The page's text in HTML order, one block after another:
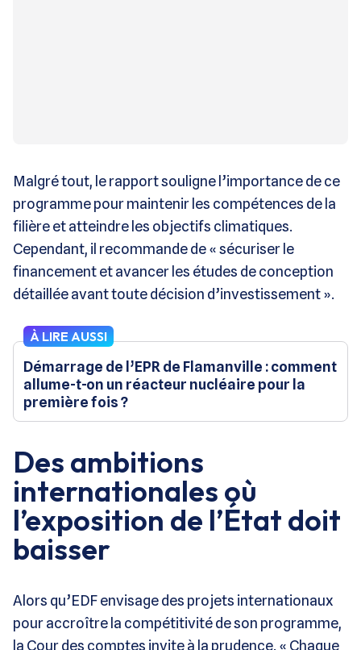
Malgré tout, le rapport souligne l’importance de ce
programme pour maintenir les compétences de la
filière et atteindre les objectifs climatiques.
Cependant, il recommande de « sécuriser le
financement et avancer les études de conception
détaillée avant toute décision d’investissement »​.
À LIRE AUSSI
Démarrage de l’EPR de Flamanville : comment
allume-t-on un réacteur nucléaire pour la
première fois ?
Des ambitions
internationales où
l’exposition de l’État doit
baisser
Alors qu’EDF envisage des projets internationaux
pour accroître la compétitivité de son programme,
la Cour des comptes invite à la prudence. « Chaque